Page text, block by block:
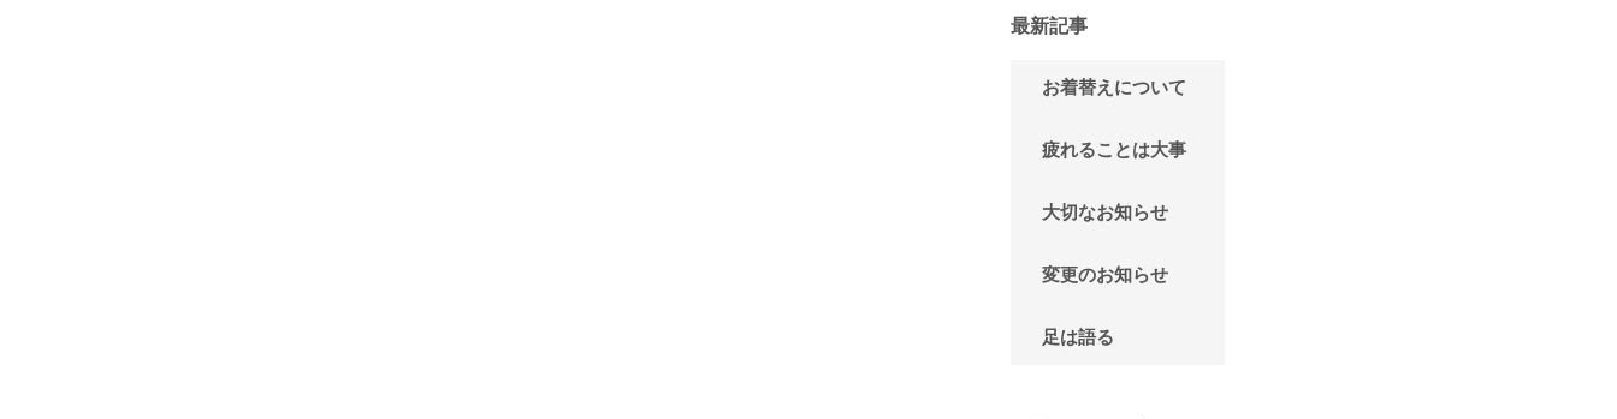
最新記事
お着替えについて
疲れることは大事
大切なお知らせ
変更のお知らせ
足は語る